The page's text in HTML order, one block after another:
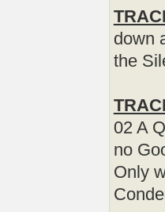
down
the
02 A
no
Only